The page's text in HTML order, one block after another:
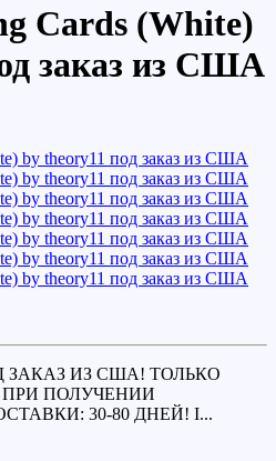
Cards (White)
заказ из США
ИЗ США! ТОЛЬКО
ПОЛУЧЕНИИ
30-80 ДНЕЙ! I...